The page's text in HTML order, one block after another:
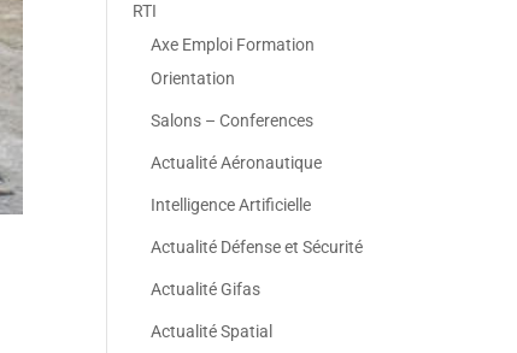
RTI
Axe Emploi Formation
Orientation
Salons – Conferences
Actualité Aéronautique
Intelligence Artificielle
Actualité Défense et Sécurité
Actualité Gifas
Actualité Spatial